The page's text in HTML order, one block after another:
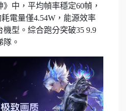
中，平均幀率穩定60幀，
電量僅4.54W，能源效率
型。綜合跑分突破35 9.9
。